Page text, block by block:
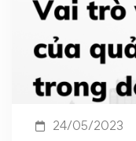
24/05/2023